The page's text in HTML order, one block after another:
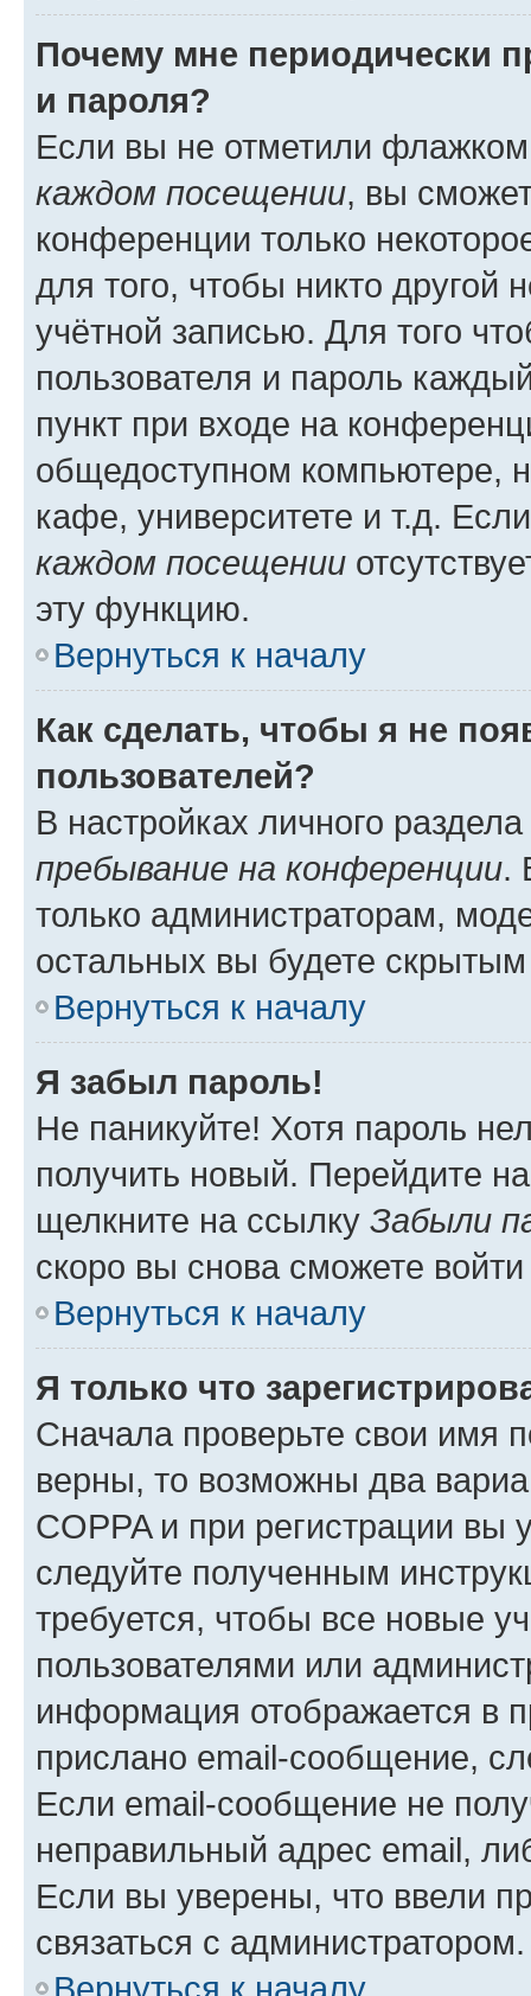
Почему мне периодически
и пароля?
Если вы не отметили
каждом посещении, вы
конференции только
для того, чтобы никто другой
учётной записью. Для того
пользователя и пароль
пункт при входе на
общедоступном компьютере,
кафе, университете и т.д.
каждом посещении
эту функцию.
Вернуться к началу
Как сделать, чтобы я не
пользователей?
В настройках личного
пребывание на конференции.
только администраторам,
остальных вы будете
Вернуться к началу
Я забыл пароль!
Не паникуйте! Хотя пароль
получить новый. Перейдите
щелкните на ссылку Забыли
скоро вы снова сможете
Вернуться к началу
Я только что
Сначала проверьте свои имя
верны, то возможны два
COPPA и при регистрации вы
следуйте полученным
требуется, чтобы все новые
пользователями или
информация отображается в
прислано email-сообщение,
Если email-сообщение не
неправильный адрес email,
Если вы уверены, что ввели
связаться с администратором.
Вернуться к началу